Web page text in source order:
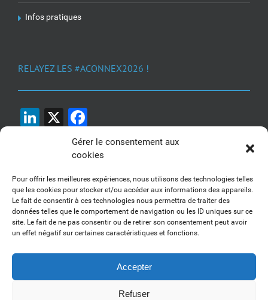
Gérer le consentement aux
cookies
Pour offrir les meilleures expériences, nous utilisons des technologies telles
que les cookies pour stocker et/ou accéder aux informations des appareils.
Le fait de consentir à ces technologies nous permettra de traiter des
données telles que le comportement de navigation ou les ID uniques sur ce
site. Le fait de ne pas consentir ou de retirer son consentement peut avoir
un effet négatif sur certaines caractéristiques et fonctions.
Accepter
Refuser
Infos pratiques
RELAYEZ LES #ACONNEX2026 !
LinkedIn
X
1, 2, 3... Buzzez !
Découvrez nos kits communication